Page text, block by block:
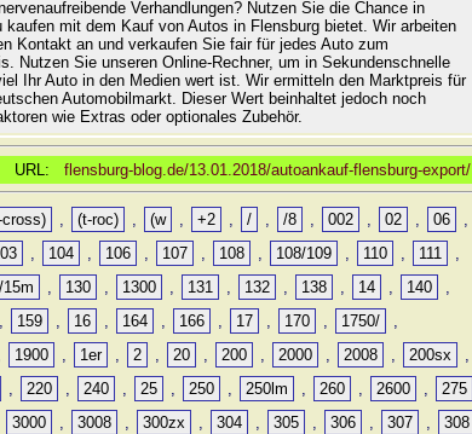
Verhandlungen? Nutzen Sie die Chance in
kaufen mit dem Kauf von Autos in Flensburg bietet. Wir arbeiten
Kontakt an und verkaufen Sie fair für jedes Auto zum
Nutzen Sie unseren Online-Rechner, um in Sekundenschnelle
Ihr Auto in den Medien wert ist. Wir ermitteln den Marktpreis für
Automobilmarkt. Dieser Wert beinhaltet jedoch noch
wie Extras oder optionales Zubehör.
URL: flensburg-blog.de/13.01.2018/autoankauf-flensburg-export/
cross) , (t-roc) , (w , +2 , / , /8 , 002 , 02 , 06
,
, 104 , 106 , 107 , 108 , 108/109 , 110 , 111
,
15m , 130 , 1300 , 131 , 132 , 138 , 14 , 140
,
, 159 , 16 , 164 , 166 , 17 , 170 , 1750/
,
1900 , 1er , 2 , 20 , 200 , 2000 , 2008 , 200sx
,
, 220 , 240 , 25 , 250 , 250lm , 260 , 2600 ,
275
3000 , 3008 , 300zx , 304 , 305 , 306 , 307 ,
308